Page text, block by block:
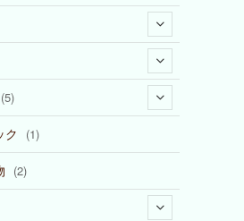
(3)
(5)
ク (1)
(2)